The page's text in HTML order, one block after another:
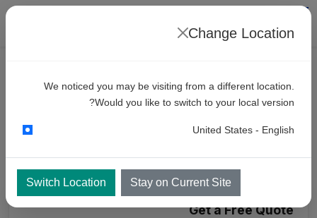
MSC50
Get a Free Quote
Change Location
We noticed you may be visiting from a different location.
Would you like to switch to your local version?
United States - English
Stay on Current Site
Switch Location